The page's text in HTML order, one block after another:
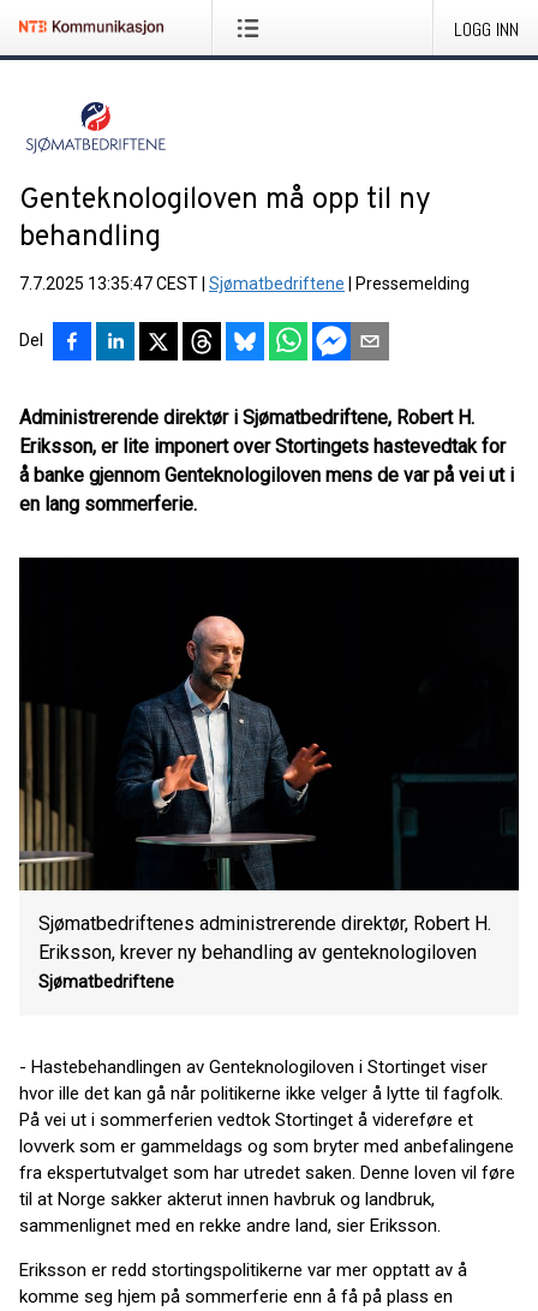
LOGG INN
Genteknologiloven må opp til ny
behandling
7.7.2025 13:35:47 CEST Sjømatbedriftene Pressemelding
Del
Administrerende direktør i Sjømatbedriftene, Robert H.
Eriksson, er lite imponert over Stortingets hastevedtak for
å banke gjennom Genteknologiloven mens de var på vei ut i
en lang sommerferie.
Sjømatbedriftenes administrerende direktør, Robert H.
Eriksson, krever ny behandling av genteknologiloven
Sjømatbedriftene
- Hastebehandlingen av Genteknologiloven i Stortinget viser
hvor ille det kan gå når politikerne ikke velger å lytte til fagfolk.
På vei ut i sommerferien vedtok Stortinget å videreføre et
lovverk som er gammeldags og som bryter med anbefalingene
fra ekspertutvalget som har utredet saken. Denne loven vil føre
til at Norge sakker akterut innen havbruk og landbruk,
sammenlignet med en rekke andre land, sier Eriksson.
Eriksson er redd stortingspolitikerne var mer opptatt av å
komme seg hjem på sommerferie enn å få på plass en